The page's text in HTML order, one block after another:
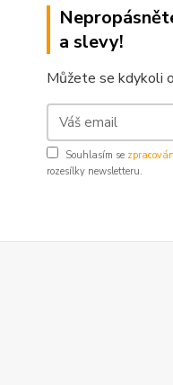
a slevy!
Můžete se kdykoli
Souhlasím se
rozesílky newsletteru.